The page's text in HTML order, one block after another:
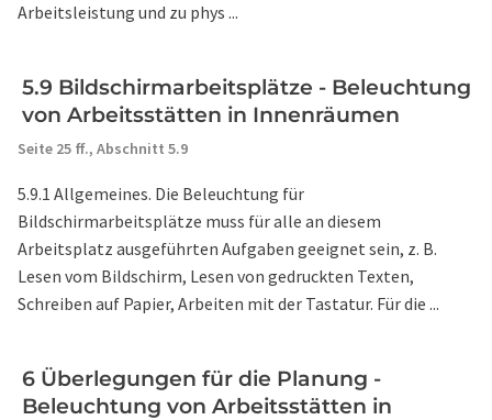
Arbeitsleistung und zu phys ...
5.9 Bildschirmarbeitsplätze - Beleuchtung
von Arbeitsstätten in Innenräumen
Seite 25 ff., Abschnitt 5.9
5.9.1 Allgemeines. Die Beleuchtung für
Bildschirmarbeitsplätze muss für alle an diesem
Arbeitsplatz ausgeführten Aufgaben geeignet sein, z. B.
Lesen vom Bildschirm, Lesen von gedruckten Texten,
Schreiben auf Papier, Arbeiten mit der Tastatur. Für die ...
6 Überlegungen für die Planung -
Beleuchtung von Arbeitsstätten in